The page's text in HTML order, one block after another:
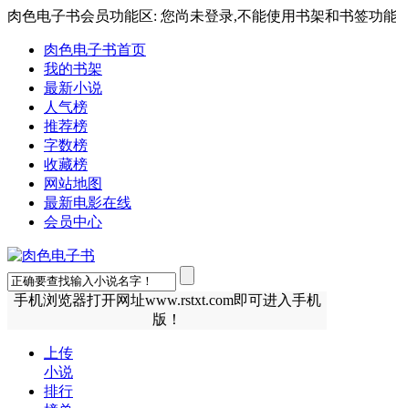
肉色电子书会员功能区: 您尚未登录,不能使用书架和书签功
肉色电子书首页
我的书架
最新小说
人气榜
推荐榜
字数榜
收藏榜
网站地图
最新电影在线
会员中心
手机浏览器打开网址www.rstxt.com即可进入手机
版！
上传
小说
排行